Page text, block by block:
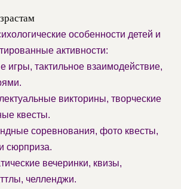
особенности детей и
активности:
игры, тактильное взаимодействие,
викторины, творческие
квесты.
соревнования, фото квесты,
сюрприза.
вечеринки, квизы,
челленджи.